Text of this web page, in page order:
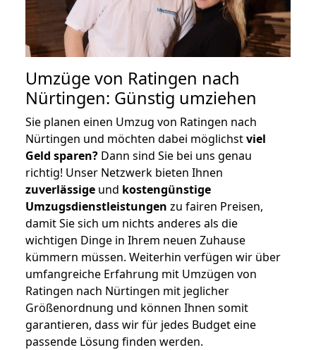
Umzüge von Ratingen nach
Nürtingen: Günstig umziehen
Sie planen einen Umzug von Ratingen nach
Nürtingen und möchten dabei möglichstviel
Geld sparen? Dann sind Sie bei uns genau
richtig! Unser Netzwerk bieten Ihnen
zuverlässige und kostengünstige
Umzugsdienstleistungen zu fairen Preisen,
damit Sie sich um nichts anderes als die
wichtigen Dinge in Ihrem neuen Zuhause
kümmern müssen. Weiterhin verfügen wir über
umfangreiche Erfahrung mit Umzügen von
Ratingen nach Nürtingen mit jeglicher
Größenordnung und können Ihnen somit
garantieren, dass wir für jedes Budget eine
passende Lösung finden werden.